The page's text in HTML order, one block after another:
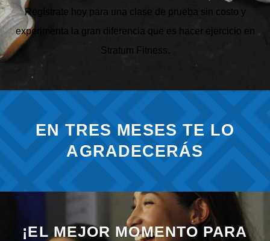
Regístrate hoy para una clase de prueba sin costo y
experimenta la gran diferencia que es hacer ejercicio en
Stratum Fitness.
EN TRES MESES TE LO
AGRADECERÁS
¡EL MEJOR MOMENTO PARA